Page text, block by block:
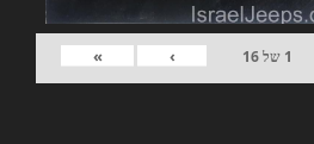
1 של16
›
»